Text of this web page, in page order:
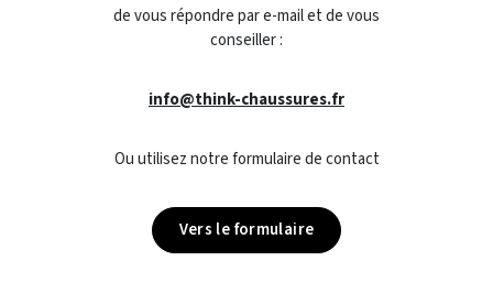
de vous répondre par e-mail et de vous
conseiller :
info@think-chaussures.fr
Ou utilisez notre formulaire de contact
Vers le formulaire